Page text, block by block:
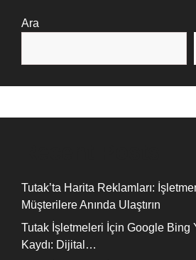
Ara
Tutak’ta Harita Reklamları:
Müşterilere Anında Ulaştırın
Tutak İşletmeleri İçin Google Bing
Kaydı: Dijital…